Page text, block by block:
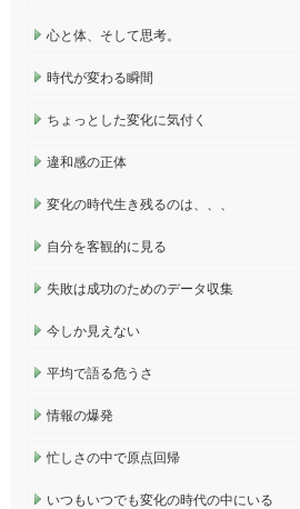
心と体、そして思考。
時代が変わる瞬間
ちょっとした変化に気付く
違和感の正体
変化の時代生き残るのは、、、
自分を客観的に見る
失敗は成功のためのデータ収集
今しか見えない
平均で語る危うさ
情報の爆発
忙しさの中で原点回帰
いつもいつでも変化の時代の中にいる